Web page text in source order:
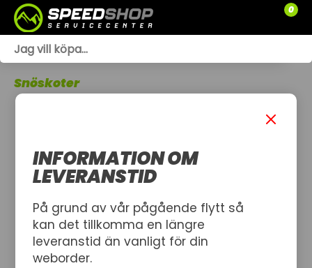
0
SLÄPVAGNAR
Snöskoter
INFORMATION OM
LEVERANSTID
På grund av vår pågående flytt så
kan det tillkomma en längre
leveranstid än vanligt för din
weborder.